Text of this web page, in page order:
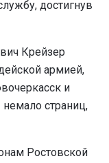
достигнув
Крейзер
армией,
и
немало страниц,
Ростовской